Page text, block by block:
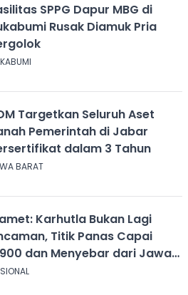
SPPG Dapur MBG di
Rusak Diamuk Pria
Targetkan Seluruh Aset
Pemerintah di Jabar
dalam 3 Tahun
BARAT
Karhutla Bukan Lagi
Titik Panas Capai
dan Menyebar dari Jawa
Papua